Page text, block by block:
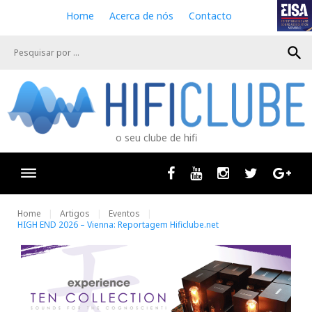
e
Home Acerca de nós Contacto
search
o seu clube de hifi
Facebook
Youtube InstagramTwitter
Home Artigos
Eventos
HIGH END 2026 – Vienna: Reportagem Hificlube.net